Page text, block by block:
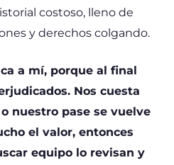
costoso, lleno de
y derechos colgando.
a mí, porque al final
Nos cuesta
nuestro pase se vuelve
el valor, entonces
equipo lo revisan y